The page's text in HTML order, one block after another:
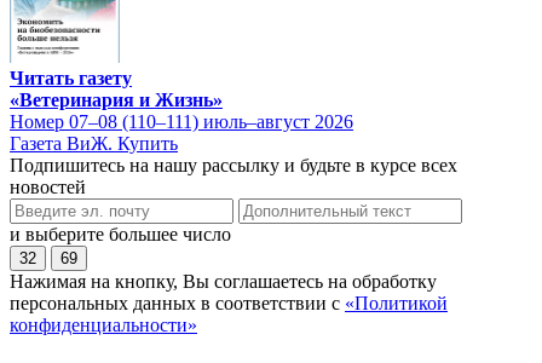
Читать газету
«Ветеринария и Жизнь»
Номер 07–08 (110–111) июль–август 2026
Газета ВиЖ. Купить
Подпишитесь на нашу рассылку и будьте в курсе всех
новостей
и выберите большее число
32 69
Нажимая на кнопку, Вы соглашаетесь на обработку
персональных данных в соответствии с «Политикой
конфиденциальности»